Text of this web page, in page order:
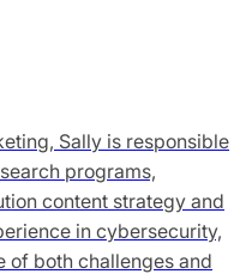
Sally is responsible
programs,
content strategy and
in cybersecurity,
of both challenges and